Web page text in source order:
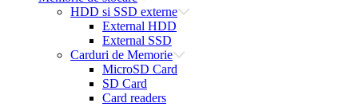
HDD si SSD externe
External HDD
External SSD
Carduri de Memorie
MicroSD Card
SD Card
Card readers